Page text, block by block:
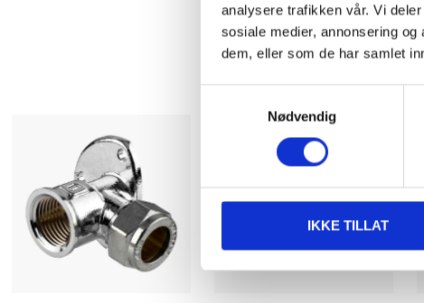
analysere trafikken vår. Vi
sosiale medier, annonsering
dem, eller som de har samlet
Nødvendig
IKKE TILLAT